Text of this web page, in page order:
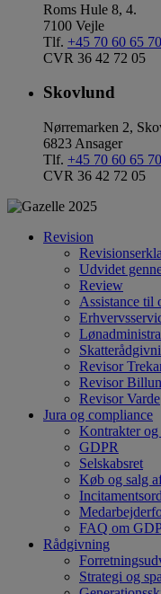
Roms Hule 8, 4.
7100 Vejle
Tlf. +45 70 60 65 70
CVR 36 42 72 05
Skovlund
Nørremarken 2,
6823 Ansager
Tlf. +45 70 60 65 70
CVR 36 42 72 05
Revision
Udvidet
Review
Assistance til
Revisor
Revisor
Revisor Varde
Jura og compliance
Kontrakter og
GDPR
Selskabsret
Køb og salg
FAQ om
Rådgivning
Strategi og